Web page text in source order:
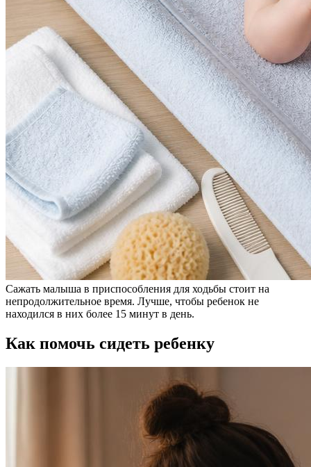
Сажать малыша в приспособления для ходьбы стоит на
непродолжительное время. Лучше, чтобы ребенок не
находился в них более 15 минут в день.
Как помочь сидеть ребенку